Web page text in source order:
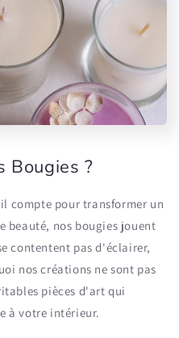
Bougies ?
compte pour transformer un
beauté, nos bougies jouent
contentent pas d'éclairer,
nos créations ne sont pas
pièces d'art qui
à votre intérieur.